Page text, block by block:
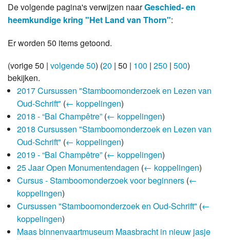
De volgende pagina's verwijzen naarGeschied- en
heemkundige kring "Het Land van Thorn":
Er worden 50 items getoond.
(vorige 50 | volgende 50) (20 | 50 | 100 | 250 | 500)
bekijken.
2017 Cursussen "Stamboomonderzoek en Lezen van
Oud-Schrift" (← koppelingen)
2018 - “Bal Champêtre” (← koppelingen)
2018 Cursussen "Stamboomonderzoek en Lezen van
Oud-Schrift" (← koppelingen)
2019 - “Bal Champêtre” (← koppelingen)
25 Jaar Open Monumentendagen (← koppelingen)
Cursus - Stamboomonderzoek voor beginners (←
koppelingen)
Cursussen "Stamboomonderzoek en Oud-Schrift" (←
koppelingen)
Maas binnenvaartmuseum Maasbracht in nieuw jasje